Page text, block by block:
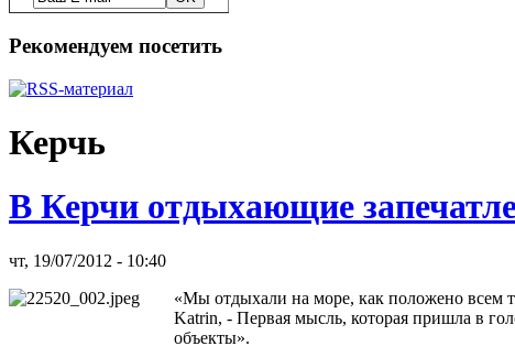
Рекомендуем посетить
Керчь
В Керчи отдыхающие
чт, 19/07/2012 - 10:40
«Мы отдыхали на море, как положено всем
Katrin, - Первая мысль, которая пришла в
объекты».